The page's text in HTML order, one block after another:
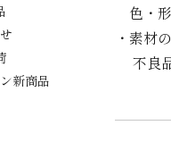
新商品
色・
・素材
不良